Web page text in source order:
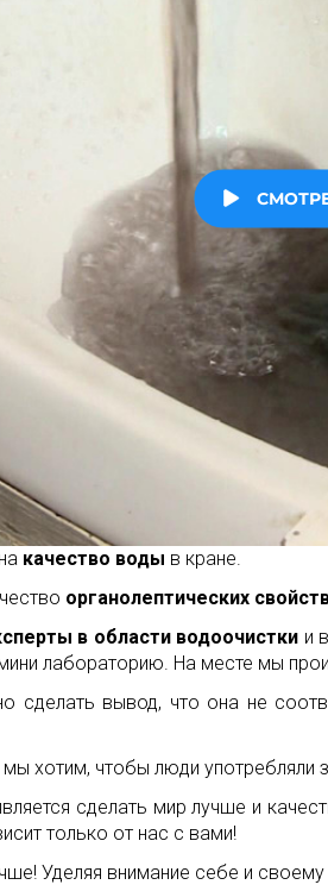
качество воды в кране.
органолептических
в области водоочистки и
лабораторию. На месте мы
сделать вывод, что она не
хотим, чтобы люди употребляли
сделать мир лучше и
только от нас с вами!
Уделяя внимание себе и